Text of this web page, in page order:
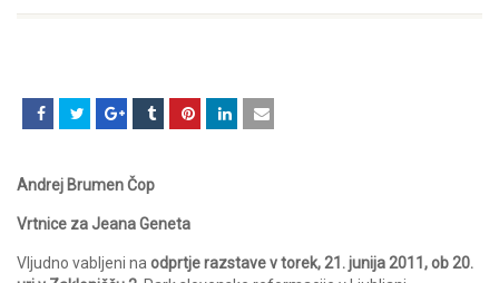
Andrej Brumen Čop
Vrtnice za Jeana Geneta
Vljudno vabljeni na odprtje razstave v torek, 21. junija 2011, ob 20.